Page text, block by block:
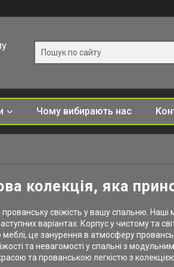
Чому вибирають нас
колекція, яка
свіжість у вашу спальню.
варіантах: Корпус у чистому та
це занурення в атмосферу
та невагомості у спальні з
та прованською легкістю з